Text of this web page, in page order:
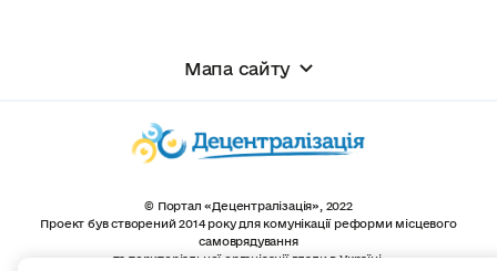
Мапа сайту
© Портал «Децентралізація», 2022
Проект був створений 2014 року для комунікації реформи місцевого
самоврядування
та територіальної організації влади в Україні.